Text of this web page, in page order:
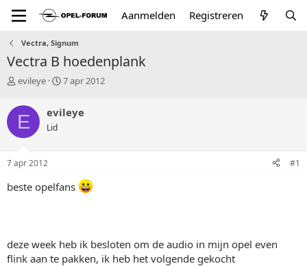
Aanmelden Registreren
Vectra, Signum
Vectra B hoedenplank
T
p
i
c
s
a
t
evileye
S
r
a
m
7 apr 2012
E evileye
Lid
7 apr 2012 #1
beste opelfans
deze week heb ik besloten om de audio in mijn opel even
flink aan te pakken, ik heb het volgende gekocht